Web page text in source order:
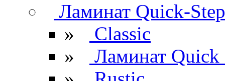
Ламинат Quick-Step
»
Classic
»
Ламинат Quick